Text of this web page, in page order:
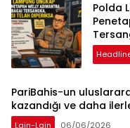
Polda
PariBahis-un
kazandığı ve daha
Lain-Lain 06/06/2026